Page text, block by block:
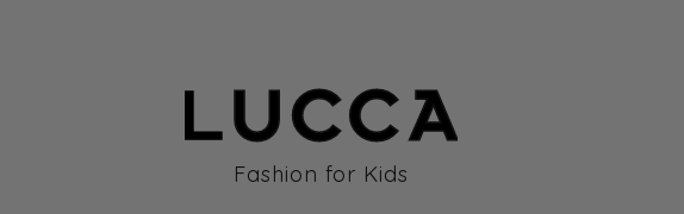
Fashion for Kids